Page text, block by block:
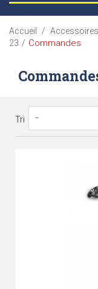
Accueil /
23 / Commandes
Tri --